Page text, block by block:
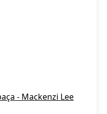
- Mackenzi Lee